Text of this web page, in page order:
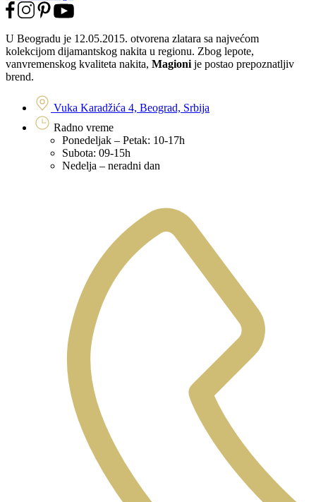
U Beogradu je 12.05.2015. otvorena zlatara sa najvećom
kolekcijom dijamantskog nakita u regionu. Zbog lepote,
vanvremenskog kvaliteta nakita, Magioni je postao prepoznatljiv
brend.
Vuka Karadžića 4, Beograd, Srbija
Radno vreme
Ponedeljak – Petak: 10-17h
Subota: 09-15h
Nedelja – neradni dan